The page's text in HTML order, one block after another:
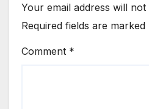
Your email address will not
Required fields are marked
Comment *